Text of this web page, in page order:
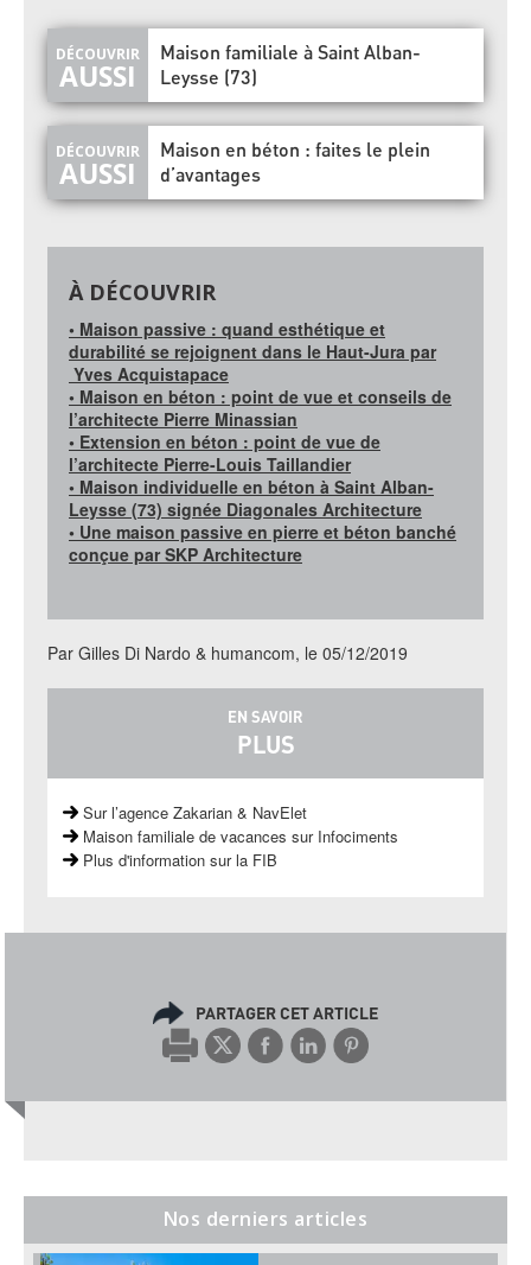
Maison familiale à Saint Alban-
Leysse (73)
Maison en béton : faites le plein
d’avantages
À DÉCOUVRIR
• Maison passive : quand esthétique et
durabilité se rejoignent dans le Haut-Jura par
Yves Acquistapace
• Maison en béton : point de vue et conseils de
l’architecte Pierre Minassian
• Extension en béton : point de vue de
l’architecte Pierre-Louis Taillandier
• Maison individuelle en béton à Saint Alban-
Leysse (73) signée Diagonales Architecture
• Une maison passive en pierre et béton banché
conçue par SKP Architecture
Par Gilles Di Nardo & humancom, le 05/12/2019
EN SAVOIR
PLUS
Sur l’agence Zakarian & NavElet
Maison familiale de vacances sur Infociments
Plus d'information sur la FIB
PARTAGER CET ARTICLE
Nos derniers articles